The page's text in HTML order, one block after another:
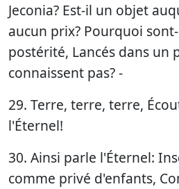
Jeconia? Est-il un objet
aucun prix? Pourquoi
postérité, Lancés dans un
connaissent pas? -
29. Terre, terre, terre,
l'Éternel!
30. Ainsi parle l'Éternel:
comme privé d'enfants,